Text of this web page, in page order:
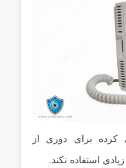
برای دوری از
استفاده نکند.